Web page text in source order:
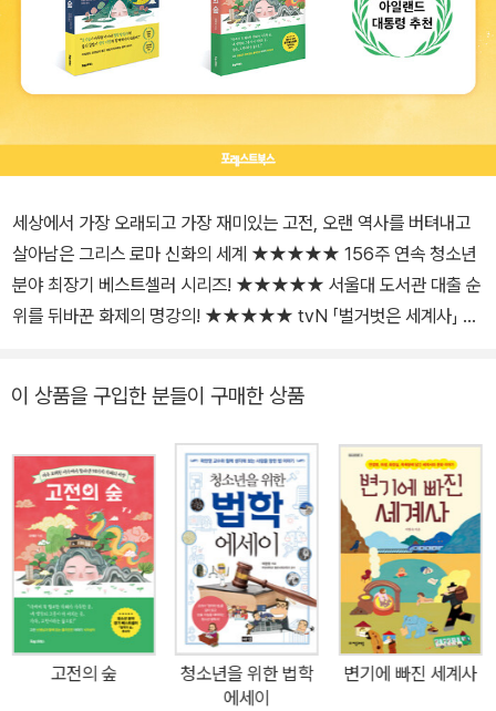
세상에서 가장 오래되고 가장 재미있는 고전, 오랜 역사를 버텨내고
살아남은 그리스 로마 신화의 세계 ★★★★★ 156주 연속 청소년
분야 최장기 베스트셀러 시리즈! ★★★★★ 서울대 도서관 대출 순
위를 뒤바꾼 화제의 명강의! ★★★★★ tvN 「벌거벗은 세계사」 JT
기존 인식까지 보기 좋게 깨트린 『철학의 숲』, 『고전의 숲』 시리즈의
세 번째 책 『신화의 숲』이 출간되어 화제다. 그리스 로마 신화를 다룬
이 책은 출간 되기 전부터 맘카페에서 빠르게 입소문이 퍼졌다. JTB
C 「벌거벗은 세계사」, tvN 「차이나는 클라스」 등 여러 방송 매체 및
강연에서 그리스 로마 신화 이야기와 그 가치를 누구나 이해하기 쉽
고 재밌게 설명해 서양 고전 열풍을 이끈 고전학자, 서울대 김헌 교수
는 특별히 애정을 가지고 이 책을 집필했다고 밝혔다. 그 또한 실제로
삶이 괴롭고 힘들 때 고대 그리스의 서사시를 읽으며 나아갈 힘과 답
을 찾았기 때문이다. 그렇기에 저자는 자라나는 청소년이 신화 이야
기를 꼭꼭 씹어 먹어 잘 소화하기를 권한다. 그리스 로마 신화 속 이야
이 상품을 구입한 분들이 구매한 상품
고전의 숲
청소년을 위한 법학
에세이
변기에 빠진 세계사